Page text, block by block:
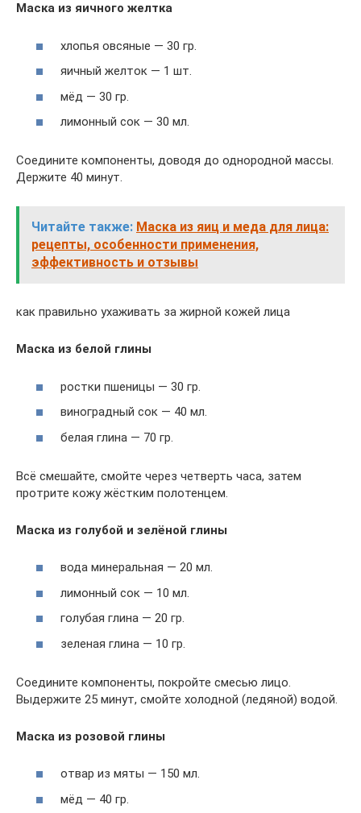
Маска из яичного желтка
хлопья овсяные — 30 гр.
яичный желток — 1 шт.
мёд — 30 гр.
лимонный сок — 30 мл.
Соедините компоненты, доводя до однородной массы.
Держите 40 минут.
Читайте также: Маска из яиц и меда для лица:
рецепты, особенности применения,
эффективность и отзывы
как правильно ухаживать за жирной кожей лица
Маска из белой глины
ростки пшеницы — 30 гр.
виноградный сок — 40 мл.
белая глина — 70 гр.
Всё смешайте, смойте через четверть часа, затем
протрите кожу жёстким полотенцем.
Маска из голубой и зелёной глины
вода минеральная — 20 мл.
лимонный сок — 10 мл.
голубая глина — 20 гр.
зеленая глина — 10 гр.
Соедините компоненты, покройте смесью лицо.
Выдержите 25 минут, смойте холодной (ледяной) водой.
Маска из розовой глины
отвар из мяты — 150 мл.
мёд — 40 гр.